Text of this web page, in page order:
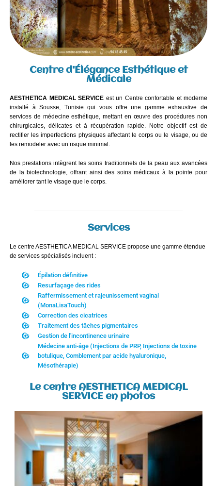
Centre d'Élégance Esthétique et
Médicale
AESTHETICA MEDICAL SERVICE est un Centre confortable et moderne
installé à Sousse, Tunisie qui vous offre une gamme exhaustive de
services de médecine esthétique, mettant en œuvre des procédures non
chirurgicales, délicates et à récupération rapide. Notre objectif est de
rectifier les imperfections physiques affectant le corps ou le visage, ou de
les remodeler avec un risque minimal.
Nos prestations intègrent les soins traditionnels de la peau aux avancées
de la biotechnologie, offrant ainsi des soins médicaux à la pointe pour
améliorer tant le visage que le corps.
Services
Le centre AESTHETICA MEDICAL SERVICE propose une gamme étendue
de services spécialisés incluent :
Épilation définitive
Resurfaçage des rides
Raffermissement et rajeunissement vaginal
(MonaLisaTouch)
Correction des cicatrices
Traitement des tâches pigmentaires
Gestion de l'incontinence urinaire
Médecine anti-âge (Injections de PRP, Injections de toxine
botulique, Comblement par acide hyaluronique,
Mésothérapie)
Le centre AESTHETICA MEDICAL
SERVICE en photos